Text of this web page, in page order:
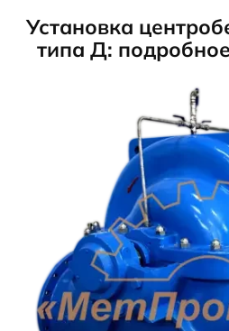
Установка
типа Д: